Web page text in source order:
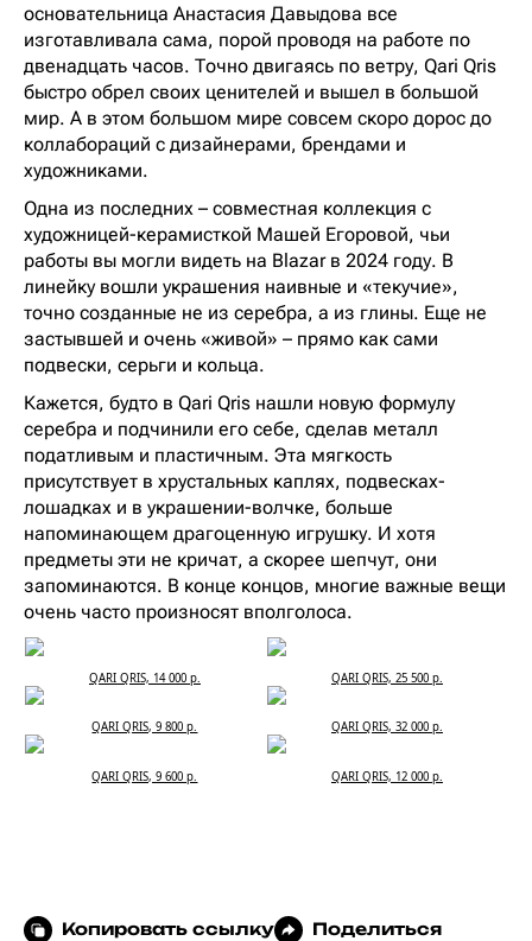
основательница Анастасия Давыдова все
изготавливала сама, порой проводя на работе по
двенадцать часов. Точно двигаясь по ветру, Qari Qris
быстро обрел своих ценителей и вышел в большой
мир. А в этом большом мире совсем скоро дорос до
коллабораций с дизайнерами, брендами и
художниками.
Одна из последних – совместная коллекция с
художницей-керамисткой Машей Егоровой, чьи
работы вы могли видеть на Blazar в 2024 году. В
линейку вошли украшения наивные и «текучие»,
точно созданные не из серебра, а из глины. Еще не
застывшей и очень «живой» – прямо как сами
подвески, серьги и кольца.
Кажется, будто в Qari Qris нашли новую формулу
серебра и подчинили его себе, сделав металл
податливым и пластичным. Эта мягкость
присутствует в хрустальных каплях, подвесках-
лошадках и в украшении-волчке, больше
напоминающем драгоценную игрушку. И хотя
предметы эти не кричат, а скорее шепчут, они
запоминаются. В конце концов, многие важные вещи
очень часто произносят вполголоса.
QARI QRIS, 14 000 р. QARI QRIS, 25 500 р.
QARI QRIS, 9 800 р. QARI QRIS, 32 000 р.
QARI QRIS, 9 600 р. QARI QRIS, 12 000 р.
Копировать ссылку
Поделиться